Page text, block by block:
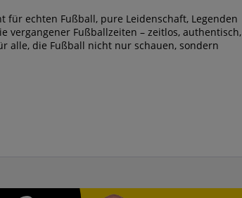
für echten Fußball, pure Leidenschaft, Legenden
vergangener Fußballzeiten – zeitlos, authentisch,
alle, die Fußball nicht nur schauen, sondern